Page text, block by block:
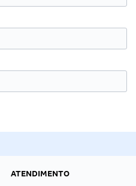
ATENDIMENTO